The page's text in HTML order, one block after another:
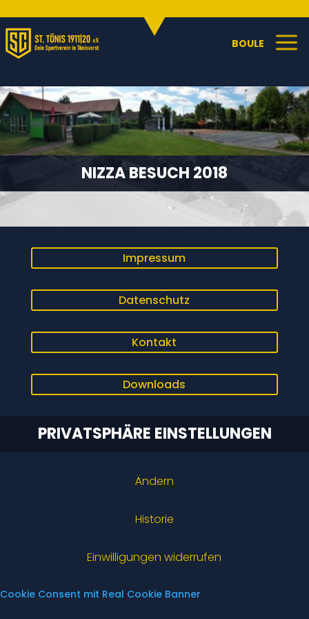
C
BOULE a
NIZZA BESUCH 2018
Impressum
Datenschutz
Kontakt
Downloads
PRIVATSPHÄRE EINSTELLUNGEN
Ändern
Historie
Einwilligungen widerrufen
Cookie Consent mit Real Cookie Banner